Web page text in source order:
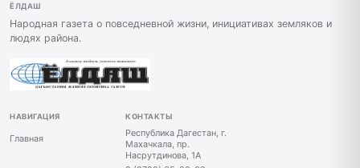
ЁЛДАШ
Народная газета о повседневной жизни, инициативах земляков и
людях района.
НАВИГАЦИЯ
Главная
КОНТАКТЫ
Республика Дагестан, г.
Махачкала, пр.
Насрутдинова, 1А